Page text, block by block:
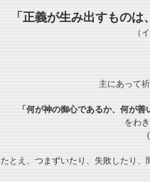
「正義が生み出すものは
（
主にあって
「何が神の御心であるか、何が
をわ
たとえ、つまずいたり、失敗したり